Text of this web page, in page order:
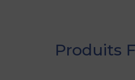
Produits